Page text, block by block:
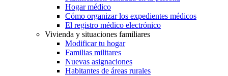
Hogar médico
Cómo organizar los expedientes médicos
El registro médico electrónico
Vivienda y situaciones familiares
Modificar tu hogar
Familias militares
Nuevas asignaciones
Habitantes de áreas rurales